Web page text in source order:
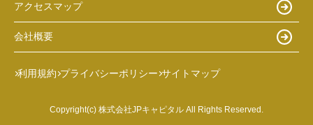
アクセスマップ
会社概要
利用規約 プライバシーポリシー サイトマップ
Copyright(c) 株式会社JPキャピタル All Rights Reserved.